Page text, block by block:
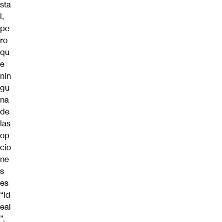
sta
l,
pe
ro
qu
e
nin
gu
na
de
las
op
cio
ne
s
es
“id
eal
”.